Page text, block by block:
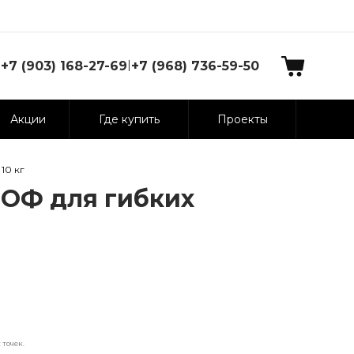
+7 (903) 168-27-69|+7 (968) 736-59-50
Акции Где купить Проекты
кг
для гибких